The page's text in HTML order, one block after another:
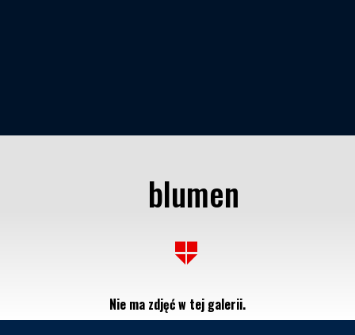
blumen
Nie ma zdjęć w tej galerii.